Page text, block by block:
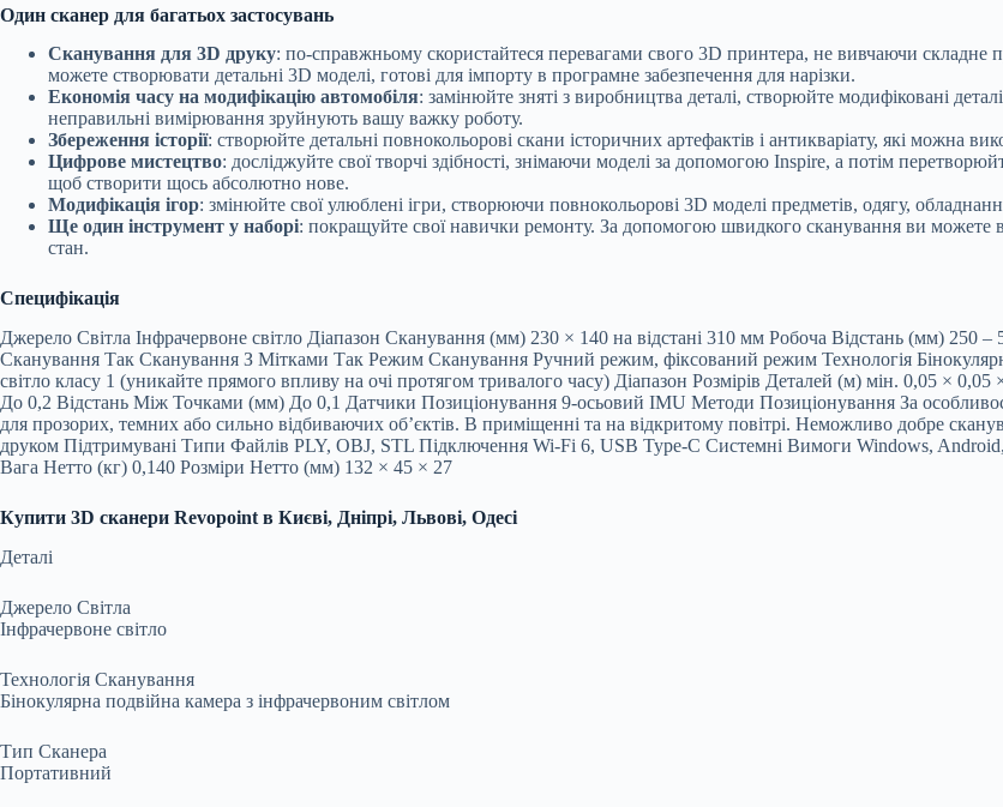
Один сканер для багатьох застосувань
Сканування для 3D друку: по-справжньому скористайтеся перевагами свого 3D принтера, не вивчаючи
можете створювати детальні 3D моделі, готові для імпорту в програмне забезпечення для нарізки.
Економія часу на модифікацію автомобіля: замінюйте зняті з виробництва деталі, створюйте модифіковані
неправильні вимірювання зруйнують вашу важку роботу.
Збереження історії: створюйте детальні повнокольорові скани історичних артефактів і антикваріату, які можна
Цифрове мистецтво: досліджуйте свої творчі здібності, знімаючи моделі за допомогою Inspire, а потім
щоб створити щось абсолютно нове.
Модифікація ігор: змінюйте свої улюблені ігри, створюючи повнокольорові 3D моделі предметів, одягу,
Ще один інструмент у наборі: покращуйте свої навички ремонту. За допомогою швидкого сканування ви можете
стан.
Специфікація
Джерело Світла Інфрачервоне світло Діапазон Сканування (мм) 230 × 140 на відстані 310 мм Робоча Відстань (мм)
Сканування Так Сканування З Мітками Так Режим Сканування Ручний режим, фіксований режим Технологія
світло класу 1 (уникайте прямого впливу на очі протягом тривалого часу) Діапазон Розмірів Деталей (м) мін. 0,05 ×
До 0,2 Відстань Між Точками (мм) До 0,1 Датчики Позиціонування 9-осьовий IMU Методи Позиціонування За
для прозорих, темних або сильно відбиваючих об’єктів. В приміщенні та на відкритому повітрі. Неможливо добре
друком Підтримувані Типи Файлів PLY, OBJ, STL Підключення Wi-Fi 6, USB Type-C Системні Вимоги Windows,
Вага Нетто (кг) 0,140 Розміри Нетто (мм) 132 × 45 × 27
Купити 3D сканери Revopoint в Києві, Дніпрі, Львові, Одесі
Деталі
Джерело Світла
Інфрачервоне світло
Технологія Сканування
Бінокулярна подвійна камера з інфрачервоним світлом
Тип Сканера
Портативний